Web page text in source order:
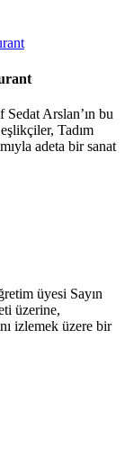
Arslan’ın bu
Tadım
adeta bir sanat
üyesi Sayın
üzerine,
izlemek üzere bir